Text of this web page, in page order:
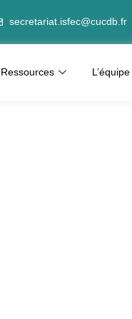
secretariat.isfec@cucdb.fr
Ressources